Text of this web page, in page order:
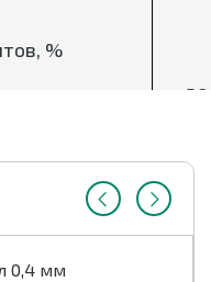
%
30
0,4 мм